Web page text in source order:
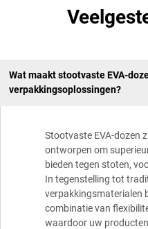
Wat maakt stootvaste EVA-
verpakkingsoplossingen?
Stootvaste EVA-dozen
ontworpen om
bieden tegen stoten,
In tegenstelling tot
verpakkingsmaterialen
combinatie van
waardoor uw